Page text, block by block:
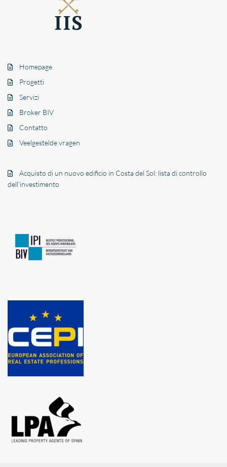
Homepage
Progetti
Servizi
Broker BIV
Contatto
Veelgestelde vragen
Acquisto di un nuovo edificio in Costa del Sol: lista di controllo
dell’investimento